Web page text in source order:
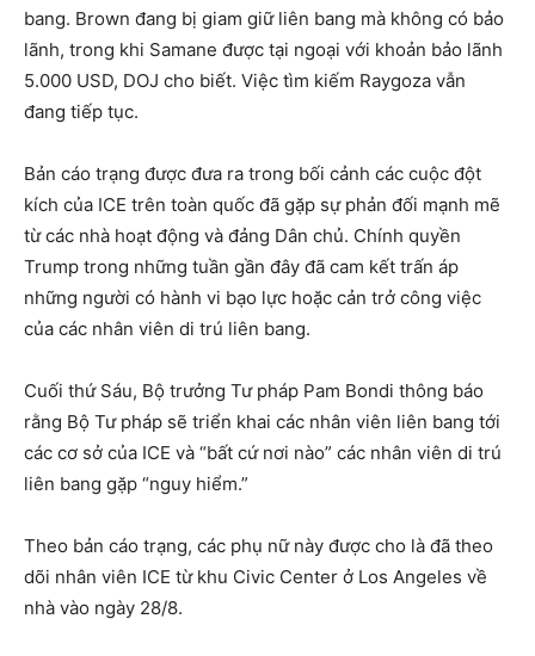
bang. Brown đang bị giam giữ liên bang mà không có bảo
lãnh, trong khi Samane được tại ngoại với khoản bảo lãnh
5.000 USD, DOJ cho biết. Việc tìm kiếm Raygoza vẫn
đang tiếp tục.
Bản cáo trạng được đưa ra trong bối cảnh các cuộc đột
kích của ICE trên toàn quốc đã gặp sự phản đối mạnh mẽ
từ các nhà hoạt động và đảng Dân chủ. Chính quyền
Trump trong những tuần gần đây đã cam kết trấn áp
những người có hành vi bạo lực hoặc cản trở công việc
của các nhân viên di trú liên bang.
Cuối thứ Sáu, Bộ trưởng Tư pháp Pam Bondi thông báo
rằng Bộ Tư pháp sẽ triển khai các nhân viên liên bang tới
các cơ sở của ICE và “bất cứ nơi nào” các nhân viên di trú
liên bang gặp “nguy hiểm.”
Theo bản cáo trạng, các phụ nữ này được cho là đã theo
dõi nhân viên ICE từ khu Civic Center ở Los Angeles về
nhà vào ngày 28/8.